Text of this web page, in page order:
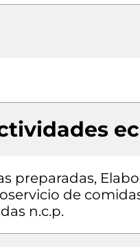
preparadas,
de
n.c.p.